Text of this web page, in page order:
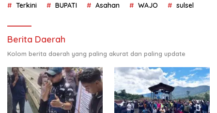
Terkini BUPATI Asahan WAJO sulsel
Berita Daerah
Kolom berita daerah yang paling akurat dan paling update